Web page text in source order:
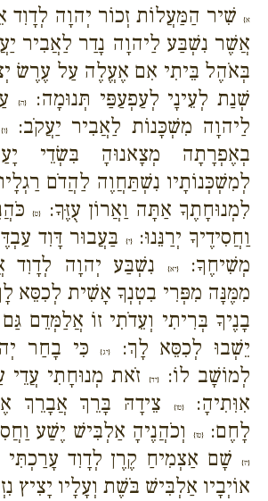
א} שִׁיר הַמַּעֲלוֹת זְכוֹר יְהוָה לְדָוִד
אֲשֶׁר נִשְׁבַּע לַיהוָה נָדַר לַאֲבִיר
בְּאֹהֶל בֵּיתִי אִם אֶעֱלֶה עַל עֶרֶשׂ
שְׁנַת לְעֵינָי לְעַפְעַפַּי תְּנוּמָה:
{ה}
לַיהוָה מִשְׁכָּנוֹת לַאֲבִיר יַעֲקֹב:{ו}
בְאֶפְרָתָה מְצָאנוּהָ בִּשְׂדֵי
לְמִשְׁכְּנוֹתָיו נִשְׁתַּחֲוֶה לַהֲדֹם
לִמְנוּחָתֶךָ אַתָּה וַאֲרוֹן עֻזֶּךָ:
{ט}
וַחֲסִידֶיךָ יְרַנֵּנוּ:{י}
בַּעֲבוּר דָּוִד
מְשִׁיחֶךָ:{יא}
נִשְׁבַּע יְהוָה
מִמֶּנָּה מִפְּרִי בִטְנְךָ אָשִׁית לְכִסֵּא
בָנֶיךָ בְּרִיתִי וְעֵדֹתִי זוֹ אֲלַמְּדֵם
יֵשְׁבוּ לְכִסֵּא לָךְ:
{יג}כִּי בָחַר
לְמוֹשָׁב לוֹ:
{יד}
זֹאת מְנוּחָתִי
אִוִּתִיהָ:{טו}
צֵידָהּ בָּרֵךְ אֲבָרֵךְ
לָחֶם:{טז} וְכֹהֲנֶיהָ אַלְבִּישׁ יֶשַׁע
{יז} שָׁם אַצְמִיחַ קֶרֶן לְדָוִד עָרַכְתִּי
אוֹיְבָיו אַלְבִּישׁ בֹּשֶׁת וְעָלָיו יָצִיץ